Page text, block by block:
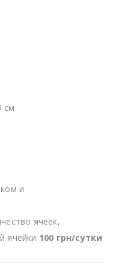
см
и
ячеек,
ячейки 100 грн/сутки